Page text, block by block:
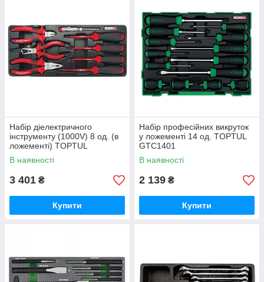
Набір діелектричного
інструменту (1000V) 8 од. (в
ложементі) TOPTUL
GAAT0810
В наявності
3 401 ₴
Купити
Набір професійних викруток
у ложементі 14 од. TOPTUL
GTC1401
В наявності
2 139 ₴
Купити